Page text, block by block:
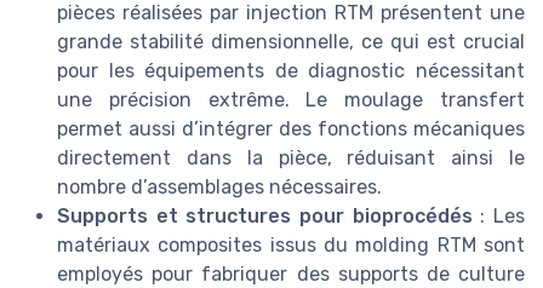
pièces réalisées par injection RTM présentent une
grande stabilité dimensionnelle, ce qui est crucial
pour les équipements de diagnostic nécessitant
une précision extrême. Le moulage transfert
permet aussi d’intégrer des fonctions mécaniques
directement dans la pièce, réduisant ainsi le
nombre d’assemblages nécessaires.
Supports et structures pour bioprocédés : Les
matériaux composites issus du molding RTM sont
employés pour fabriquer des supports de culture